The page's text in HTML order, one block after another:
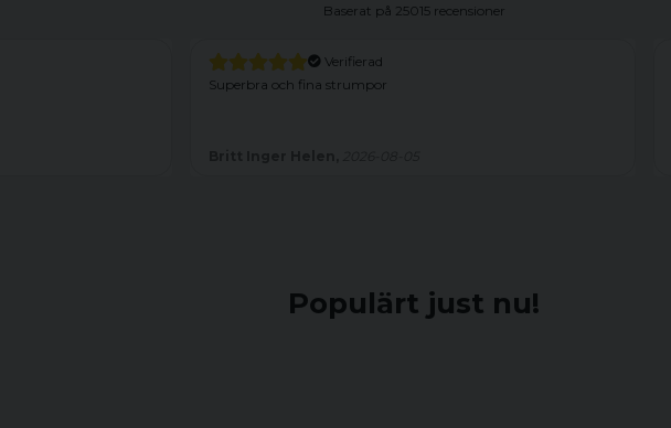
Baserat på 25015 recensioner
Verifierad
Superbra och fina strumpor
Populärt just nu!